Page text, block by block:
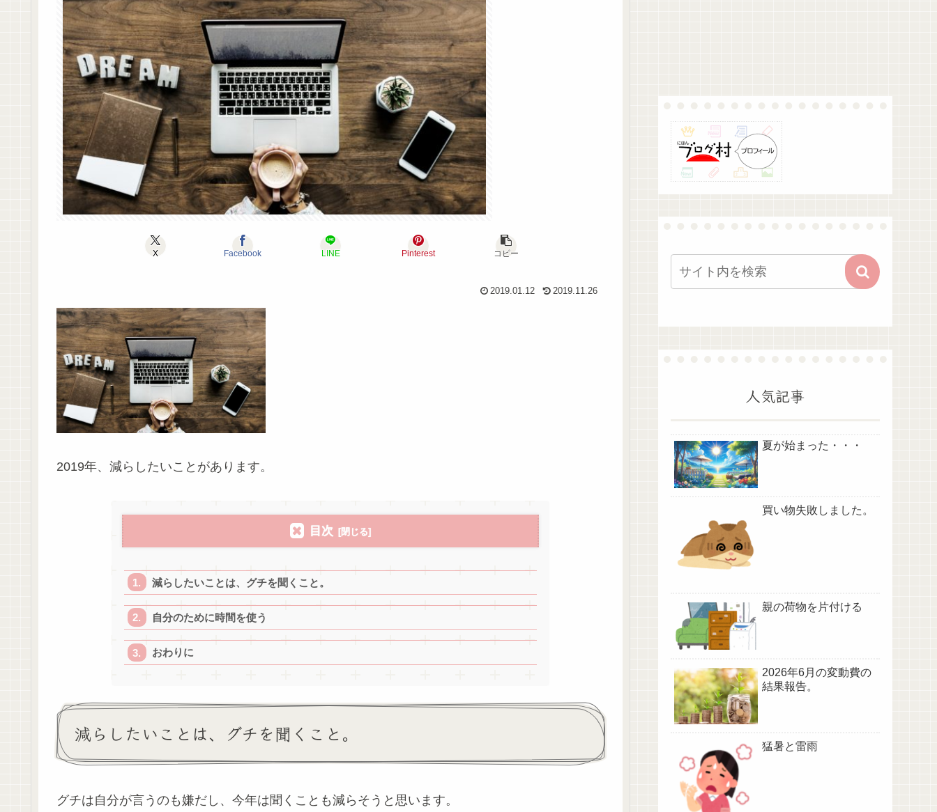
X Facebook LINE Pinterest コピー
2019.01.12 2019.11.26
2019年、減らしたいことがあります。
目次
減らしたいことは、グチを聞くこと。
自分のために時間を使う
おわりに
減らしたいことは、グチを聞くこと。
グチは自分が言うのも嫌だし、今年は聞くことも減らそうと思います。
人気記事
夏が始まった・・・
買い物失敗しました。
親の荷物を片付ける
2026年6月の変動費の
結果報告。
猛暑と雷雨